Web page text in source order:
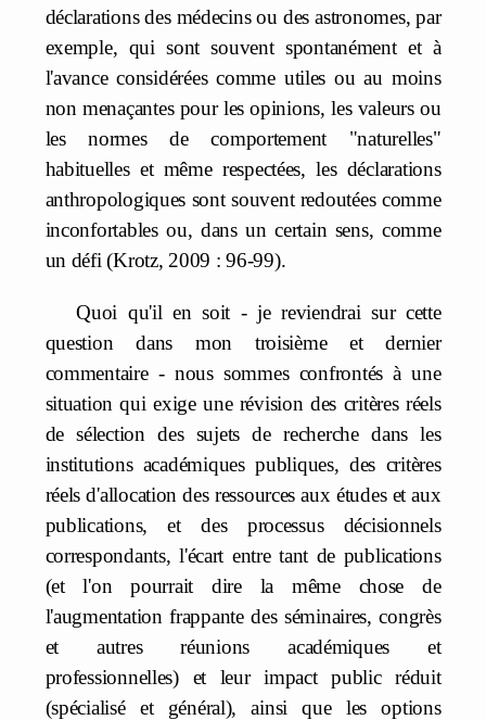
déclarations des médecins ou des astronomes, par
exemple, qui sont souvent spontanément et à
l'avance considérées comme utiles ou au moins
non menaçantes pour les opinions, les valeurs ou
les normes de comportement "naturelles"
habituelles et même respectées, les déclarations
anthropologiques sont souvent redoutées comme
inconfortables ou, dans un certain sens, comme
un défi (Krotz, 2009 : 96-99).
Quoi qu'il en soit - je reviendrai sur cette
question dans mon troisième et dernier
commentaire - nous sommes confrontés à une
situation qui exige une révision des critères réels
de sélection des sujets de recherche dans les
institutions académiques publiques, des critères
réels d'allocation des ressources aux études et aux
publications, et des processus décisionnels
correspondants, l'écart entre tant de publications
(et l'on pourrait dire la même chose de
l'augmentation frappante des séminaires, congrès
et autres réunions académiques et
professionnelles) et leur impact public réduit
(spécialisé et général), ainsi que les options